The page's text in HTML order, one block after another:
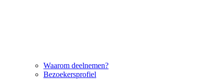
Waarom deelnemen?
Bezoekersprofiel